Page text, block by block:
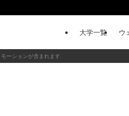
大学一覧 ウ